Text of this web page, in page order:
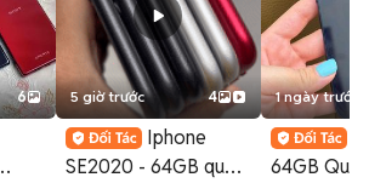
6 5 giờ trước 4
Iphone
SE2020 - 64GB quốc
1 ngày trước
64GB